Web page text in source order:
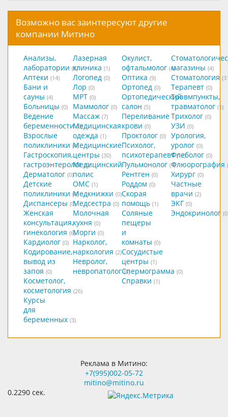
Возможно вас заинтересуют другие
компании Митино
Анализы,
лаборатории (8)
Аптеки (14)
Бани и
сауны (4)
Больницы (0)
Ведение
беременности (0)
Взрослые
поликлиники (4)
Гастроскопия,
гастроэнтеролог (0)
Дерматолог (0)
Детские
поликлиники (4)
Диспансеры (0)
Женская
консультация,
гинекология (6)
Кардиолог (0)
Кодирование,
вывод из
запоя (0)
Косметолог,
косметология (26)
Курсы
для
беременных (3)
Лазерная
клиника (1)
Логопед (0)
Лор (0)
МРТ (0)
Маммолог (0)
Массаж (7)
Медицинская
одежда (1)
Медицинские
центры (30)
Медицинский
полис
ОМС (1)
Медкнижки (0)
Медсестра (0)
Молочная
кухня (0)
Морги (0)
Нарколог,
наркология (2)
Невролог,
невропатолог (0)
Окулист,
офтальмолог (4)
Оптика (9)
Ортопед (0)
Ортопедический
салон (5)
Переливание
крови (0)
Проктолог (0)
Психолог,
психотерапевт (12)
Пульмонолог (1)
Рентген (0)
Роддом (0)
Скорая
помощь (1)
Соляные
пещеры
и
комнаты (0)
Сосудистые
центры (1)
Спермограмма (0)
Справки (1)
магазины (4)
Стоматология
Терапевт (0)
Травмпункты,
травматолог (1)
Трихолог (0)
УЗИ (0)
Урология,
уролог (0)
Флеболог (0)
Флюорография
Хирург (0)
Частные
врачи (2)
ЭКГ (0)
Эндокринолог
Реклама в Митино:
+7(995)002-05-72
mitino@mitino.ru
0.2290 сек.